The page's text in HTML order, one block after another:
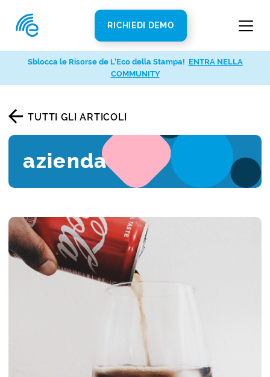
RICHIEDI DEMO
TUTTI GLI ARTICOLI
azienda
Sblocca le Risorse de L’Eco della Stampa! ENTRA NELLA
COMMUNITY